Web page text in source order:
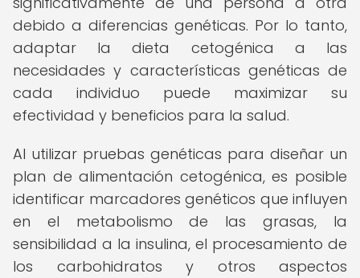
debido a diferencias genéticas. Por lo tanto,
adaptar la dieta cetogénica a las
necesidades y características genéticas de
cada individuo puede maximizar su
efectividad y beneficios para la salud.
Al utilizar pruebas genéticas para diseñar un
plan de alimentación cetogénica, es posible
identificar marcadores genéticos que influyen
en el metabolismo de las grasas, la
sensibilidad a la insulina, el procesamiento de
los carbohidratos y otros aspectos